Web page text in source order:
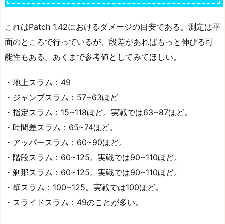
これはPatch 1.42におけるダメージの目安である。測定は平
面のところで行っているが、段差があればもっと伸びる可
能性もある。あくまで参考値としてみてほしい。
・地上スラム：49
・ジャンプスラム：57~63ほど
・指定スラム：15~118ほど。実戦では63~87ほど。
・時間差スラム：65~74ほど。
・アッパースラム：60~90ほど。
・階段スラム：60~125。実戦では90~110ほど。
・刹那スラム：60~125。実戦では90~110ほど。
・壁スラム：100~125。実戦では100ほど。
・スライドスラム：49のことが多い。